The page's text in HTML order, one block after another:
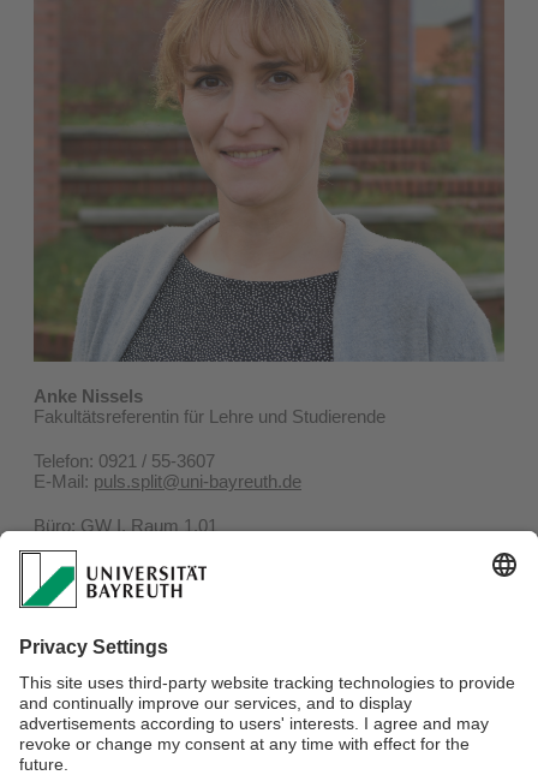
Anke Nissels
Fakultätsreferentin für Lehre und Studierende
Telefon: 0921 / 55-3607
E-Mail: puls.split@uni-bayreuth.de
Büro: GW I, Raum 1.01
Universitätsstr. 30, 95447 Bayreuth
Bürozeiten: Montags bis donnerstags
Sprechzeiten: nach Vereinbarung
Für Fragen zu den
Ihres Studiengangswenden Sie sich bitte an die
zuständigen Studiengangsmoderationen.